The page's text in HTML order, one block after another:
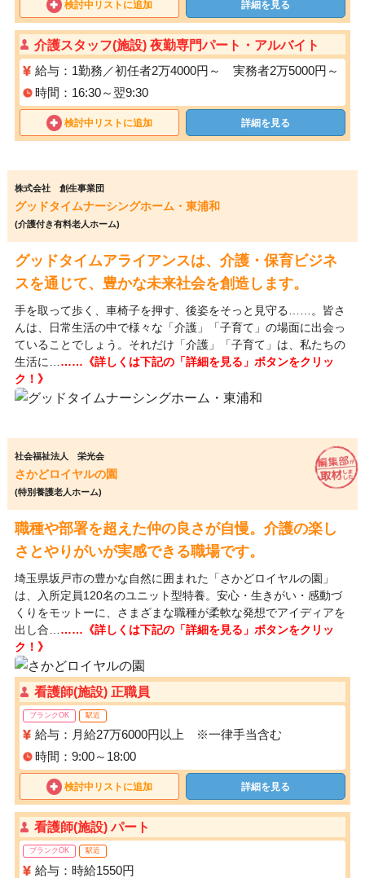
検討中リストに追加 詳細を見る
介護スタッフ(施設) 夜勤専門パート・アルバイト
給与：1勤務／初任者2万4000円～ 実務者2万5000円～
時間：16:30～翌9:30
検討中リストに追加 詳細を見る
株式会社 創生事業団
グッドタイムナーシングホーム・東浦和
(介護付き有料老人ホーム)
グッドタイムアライアンスは、介護・保育ビジネ
スを通じて、豊かな未来社会を創造します。
手を取って歩く、車椅子を押す、後姿をそっと見守る……。皆さ
んは、日常生活の中で様々な「介護」「子育て」の場面に出会っ
ていることでしょう。それだけ「介護」「子育て」は、私たちの
生活に… ……《詳しくは下記の「詳細を見る」ボタンをクリッ
ク！》
社会福祉法人 栄光会
さかどロイヤルの園
(特別養護老人ホーム)
職種や部署を超えた仲の良さが自慢。介護の楽し
さとやりがいが実感できる職場です。
埼玉県坂戸市の豊かな自然に囲まれた「さかどロイヤルの園」
は、入所定員120名のユニット型特養。安心・生きがい・感動づ
くりをモットーに、さまざまな職種が柔軟な発想でアイディアを
出し合… ……《詳しくは下記の「詳細を見る」ボタンをクリッ
ク！》
看護師(施設) 正職員
ブランクOK 駅近
給与：月給27万6000円以上 ※一律手当含む
時間：9:00～18:00
検討中リストに追加 詳細を見る
看護師(施設) パート
ブランクOK 駅近
給与：時給1550円